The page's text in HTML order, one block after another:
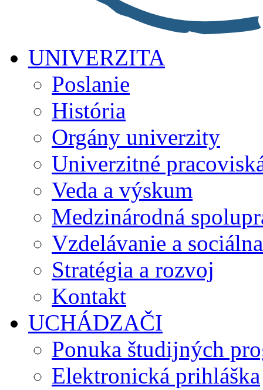
UNIVERZITA
Poslanie
História
Orgány univerzity
Univerzitné
Veda a výskum
Medzinárodná
Vzdelávanie a
Stratégia a rozvoj
Kontakt
UCHÁDZAČI
Ponuka študijných
Elektronická prihláška